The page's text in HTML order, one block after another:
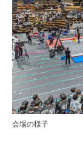
会場の様子